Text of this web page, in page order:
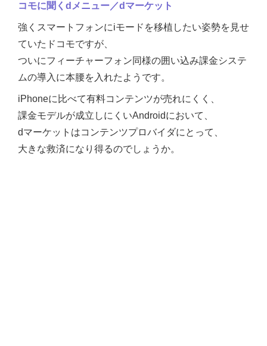
コモに聞くdメニュー／dマーケット
強くスマートフォンにiモードを移植したい姿勢を見せ
ていたドコモですが、
ついにフィーチャーフォン同様の囲い込み課金システ
ムの導入に本腰を入れたようです。
iPhoneに比べて有料コンテンツが売れにくく、
課金モデルが成立しにくいAndroidにおいて、
dマーケットはコンテンツプロバイダにとって、
大きな救済になり得るのでしょうか。